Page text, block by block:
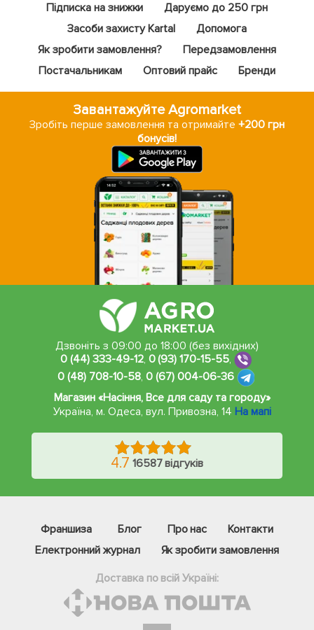
Підписка на знижки
Даруємо до 250 грн
Засоби захисту Kartal
Допомога
Як зробити замовлення?
Передзамовлення
Постачальникам
Оптовий прайс Бренди
Завантажуйте Agromarket
Зробіть перше замовлення та отримайте+200 грн
бонусів!
Дзвоніть з 09:00 до 18:00 (без вихідних)
0 (44) 333-49-12, 0 (93) 170-15-55,
0 (48) 708-10-58, 0 (67) 004-06-36
Магазин «Насіння, Все для саду та городу»
Україна, м. Одеса,вул. Привозна, 14 На мапі
4.7 16587 відгуків
Франшиза Блог Про нас
Контакти
Електронний журнал
Як зробити замовлення
Доставка по всій Україні: